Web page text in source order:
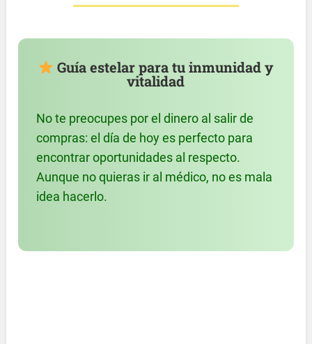
Guía estelar para tu inmunidad y
vitalidad
No te preocupes por el dinero al salir de
compras: el día de hoy es perfecto para
encontrar oportunidades al respecto.
Aunque no quieras ir al médico, no es mala
idea hacerlo.